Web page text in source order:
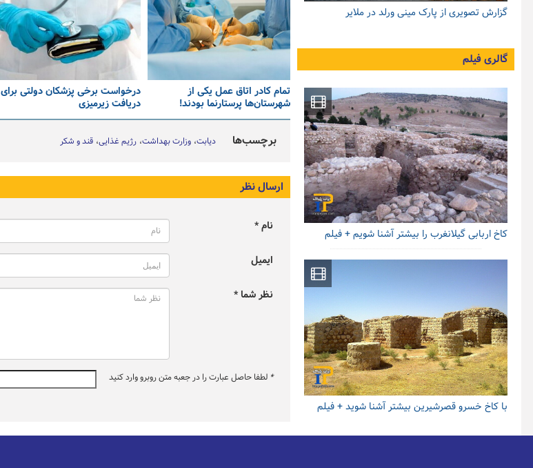
تمام کادر اتاق عمل یکی از
شهرستان‌ها پرستارنما بودند!
درخواست برخی پزشکان دولتی برای
دریافت زیرمیزی
برچسب‌ها دیابت وزارت بهداشت رژیم غذایی قند و شكر
ارسال نظر
نام *
ایمیل
نظر شما *
* لطفا حاصل عبارت را در جعبه متن روبرو وارد کنید
گزارش تصویری از پارک مینی ورلد در ملایر
گالری فیلم
کاخ اربابی گیلانغرب را بیشتر آشنا شویم + فیلم
با کاخ خسرو قصرشیرین بیشتر آشنا شوید + فیلم